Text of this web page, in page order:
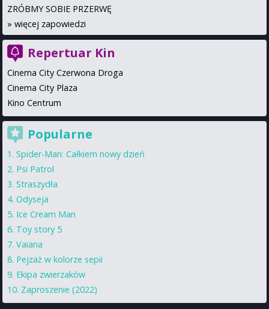
ZRÓBMY SOBIE PRZERWĘ
» więcej zapowiedzi
Repertuar Kin
Cinema City Czerwona Droga
Cinema City Plaza
Kino Centrum
Popularne
Spider-Man: Całkiem nowy dzień
Psi Patrol
Straszydła
Odyseja
Ice Cream Man
Toy story 5
Vaiana
Pejzaż w kolorze sepii
Ekipa zwierzaków
Zaproszenie (2022)